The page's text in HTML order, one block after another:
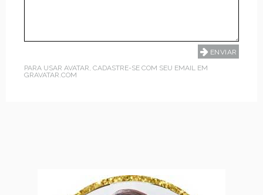
PARA USAR AVATAR, CADASTRE-SE COM SEU EMAIL EM
GRAVATAR.COM